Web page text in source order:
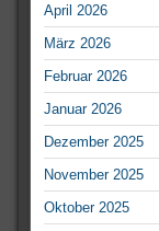
April 2026
März 2026
Februar 2026
Januar 2026
Dezember 2025
November 2025
Oktober 2025